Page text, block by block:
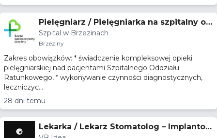
Pielęgniarz / Pielęgniarka na szpitalny od
dział ratunkowy
Szpital w Brzezinach
Brzeziny
Zakres obowiązków: * świadczenie kompleksowej opieki
pielęgniarskiej nad pacjentami Szpitalnego Oddziału
Ratunkowego, * wykonywanie czynności diagnostycznych,
leczniczyc...
28 dni temu
Lekarka / Lekarz Stomatolog – Implantolo